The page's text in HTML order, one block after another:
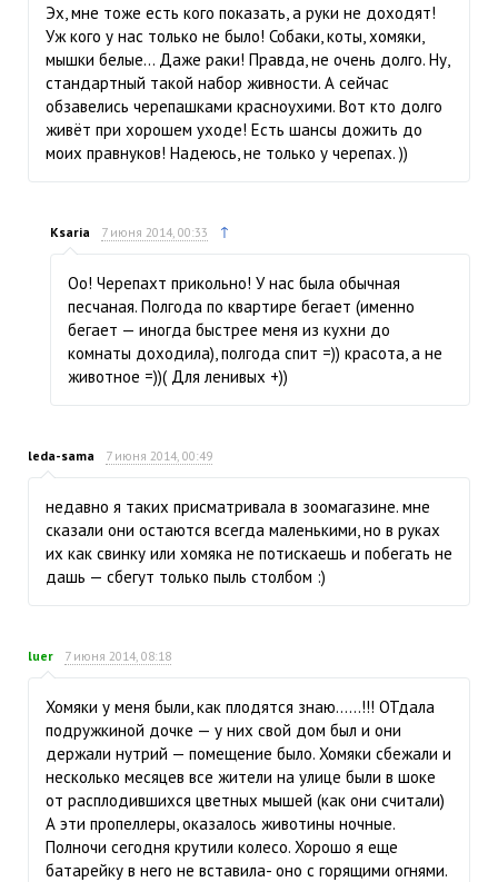
Эх, мне тоже есть кого показать, а руки не доходят!
Уж кого у нас только не было! Собаки, коты, хомяки,
мышки белые… Даже раки! Правда, не очень долго. Ну,
стандартный такой набор живности. А сейчас
обзавелись черепашками красноухими. Вот кто долго
живёт при хорошем уходе! Есть шансы дожить до
моих правнуков! Надеюсь, не только у черепах. ))
Ksaria 7 июня 2014, 00:33 ↑
Оо! Черепахт прикольно! У нас была обычная
песчаная. Полгода по квартире бегает (именно
бегает — иногда быстрее меня из кухни до
комнаты доходила), полгода спит =)) красота, а не
животное =))( Для ленивых +))
leda-sama 7 июня 2014, 00:49
недавно я таких присматривала в зоомагазине. мне
сказали они остаются всегда маленькими, но в руках
их как свинку или хомяка не потискаешь и побегать не
дашь — сбегут только пыль столбом :)
luer 7 июня 2014, 08:18
Хомяки у меня были, как плодятся знаю......!!! ОТдала
подружкиной дочке — у них свой дом был и они
держали нутрий — помещение было. Хомяки сбежали и
несколько месяцев все жители на улице были в шоке
от расплодившихся цветных мышей (как они считали)
А эти пропеллеры, оказалось животины ночные.
Полночи сегодня крутили колесо. Хорошо я еще
батарейку в него не вставила- оно с горящими огнями.